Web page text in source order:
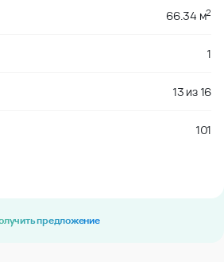
66.34 м2
1
13 из16
101
предложение